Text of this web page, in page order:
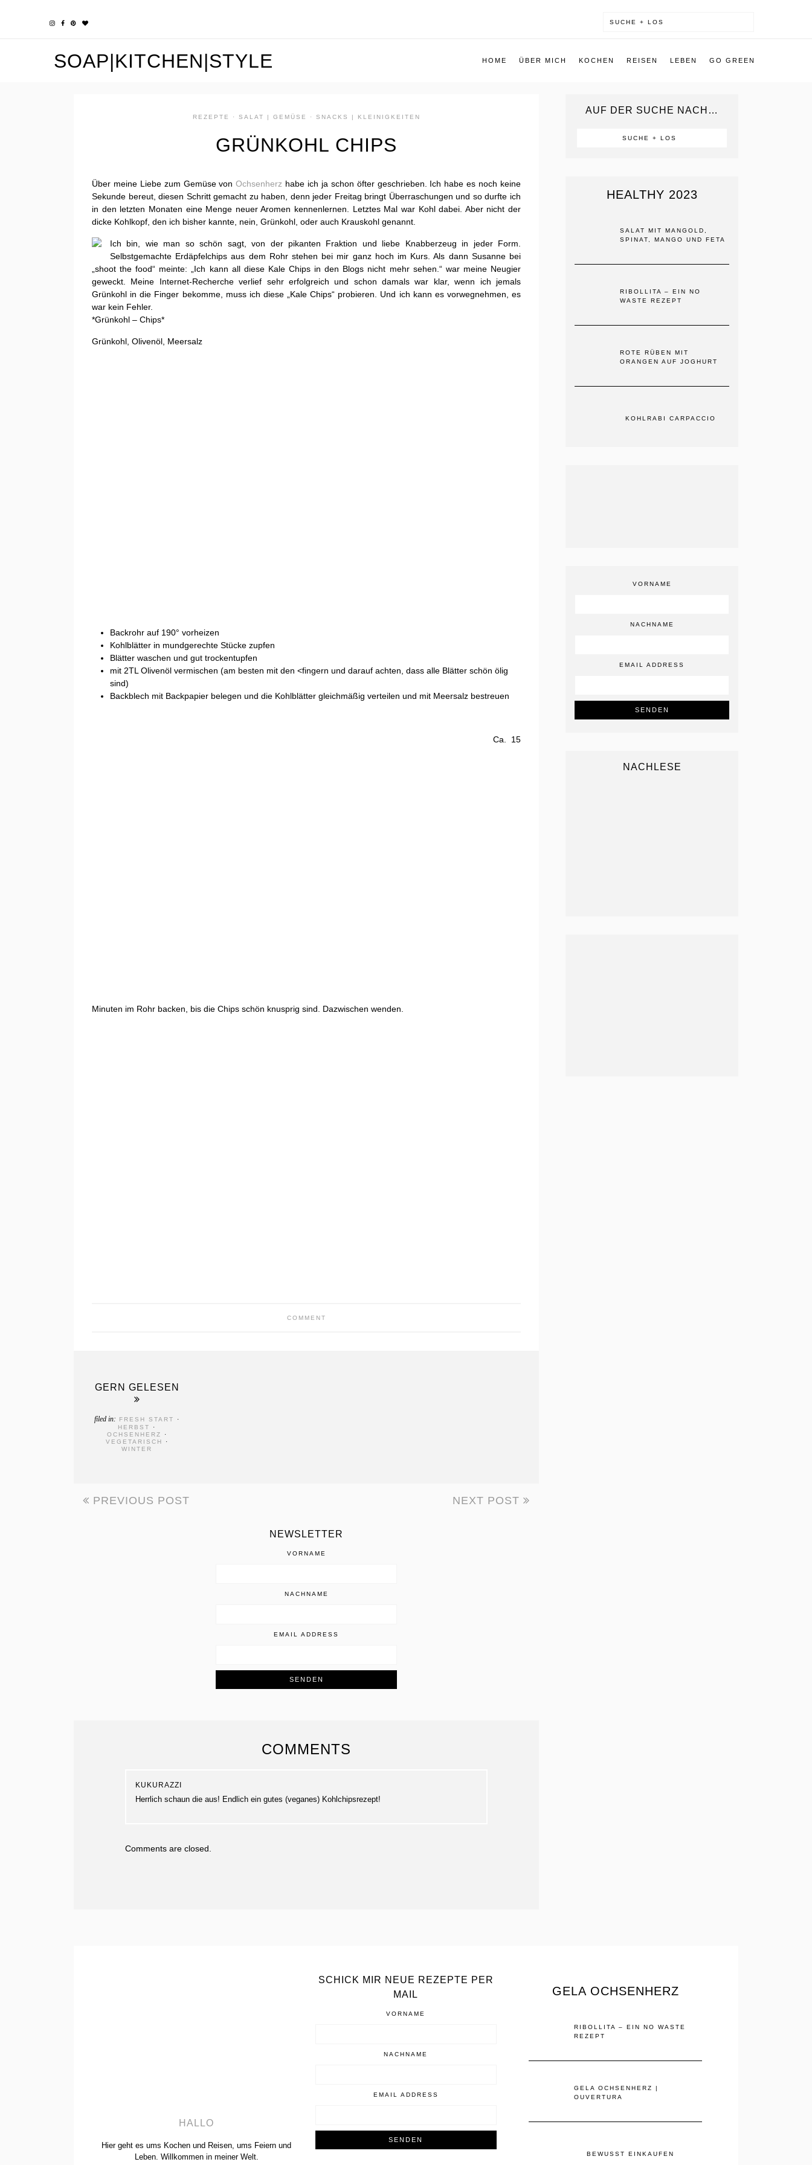
SOAP|KITCHEN|STYLE HOME ÜBER MICH KOCHEN REISEN LEBEN GO GREEN
REZEPTE · SALAT | GEMÜSE · SNACKS | KLEINIGKEITEN
GRÜNKOHL CHIPS
Über meine Liebe zum Gemüse vonOchsenherz habe ich ja schon öfter geschrieben. Ich habe es noch keine
Sekunde bereut, diesen Schritt gemacht zu haben, denn jeder Freitag bringt Überraschungen und so durfte ich
in den letzten Monaten eine Menge neuer Aromen kennenlernen. Letztes Mal war Kohl dabei. Aber nicht der
dicke Kohlkopf, den ich bisher kannte, nein, Grünkohl, oder auch Krauskohl genannt.
Ich bin, wie man so schön sagt, von der pikanten Fraktion und liebe Knabberzeug in jeder Form.
Selbstgemachte Erdäpfelchips aus dem Rohr stehen bei mir ganz hoch im Kurs. Als dann Susanne bei
„shoot the food“ meinte: „Ich kann all diese Kale Chips in den Blogs nicht mehr sehen.“ war meine Neugier
geweckt. Meine Internet-Recherche verlief sehr erfolgreich und schon damals war klar, wenn ich jemals
Grünkohl in die Finger bekomme, muss ich diese „Kale Chips“ probieren. Und ich kann es vorwegnehmen, es
war kein Fehler.
*Grünkohl – Chips*
Grünkohl, Olivenöl, Meersalz
Backrohr auf 190° vorheizen
Kohlblätter in mundgerechte Stücke zupfen
Blätter waschen und gut trockentupfen
mit 2TL Olivenöl vermischen (am besten mit den <fingern und darauf achten, dass alle Blätter schön ölig
sind)
Backblech mit Backpapier belegen und die Kohlblätter gleichmäßig verteilen und mit Meersalz bestreuen
Ca. 15
Minuten im Rohr backen, bis die Chips schön knusprig sind. Dazwischen wenden.
COMMENT
GERN GELESEN
filed in: FRESH START
·
HERBST
·
OCHSENHERZ
·
VEGETARISCH
·
WINTER
BEITRAGSNAVIGATION
PREVIOUS POST NEXT POST
NEWSLETTER
VORNAME
NACHNAME
EMAIL ADDRESS
COMMENTS
KUKURAZZI
Herrlich schaun die aus! Endlich ein gutes (veganes) Kohlchipsrezept!
Comments are closed.
AUF DER SUCHE NACH…
HEALTHY 2023
SALAT MIT MANGOLD,
SPINAT, MANGO UND FETA
RIBOLLITA – EIN NO
WASTE REZEPT
ROTE RÜBEN MIT
ORANGEN AUF JOGHURT
KOHLRABI CARPACCIO
VORNAME
NACHNAME
EMAIL ADDRESS
NACHLESE
HALLO
Hier geht es ums Kochen und Reisen, ums Feiern und
Leben. Willkommen in meiner Welt.
SCHICK MIR NEUE REZEPTE PER
MAIL
VORNAME
NACHNAME
EMAIL ADDRESS
GELA OCHSENHERZ
RIBOLLITA – EIN NO WASTE
REZEPT
GELA OCHSENHERZ |
OUVERTURA
BEWUSST EINKAUFEN